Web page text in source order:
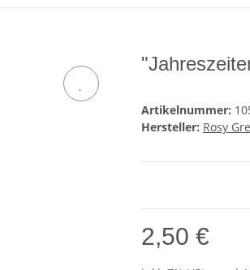
Artikelnummer:
Hersteller: Rosy
2,50 €